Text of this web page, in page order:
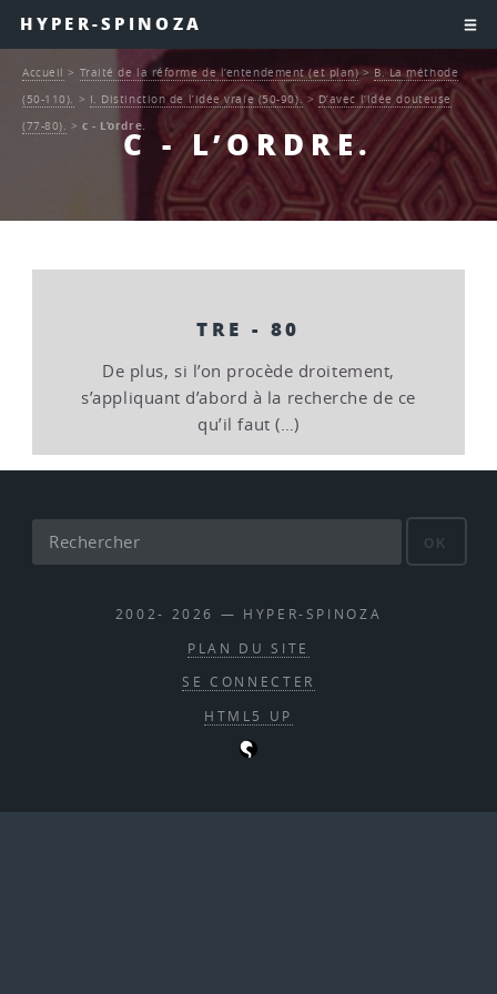
HYPER-SPINOZA
C - L’ORDRE.
Accueil > Traité de la réforme de l’entendement (et plan)>B. La méthode
(50-110). > I. Distinction de l’idée vraie (50-90). > D’avec l’idée douteuse
(77-80). >c - L’ordre.
TRE - 80
De plus, si l’on procède droitement,
s’appliquant d’abord à la recherche de ce
qu’il faut (…)
OK
2002- 2026 — HYPER-SPINOZA
PLAN DU SITE
SE CONNECTER
HTML5 UP